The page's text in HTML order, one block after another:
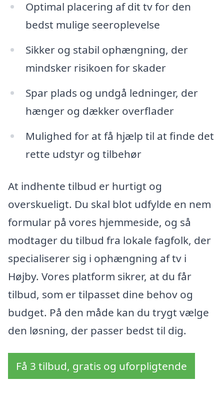
Optimal placering af dit tv for den
bedst mulige seeroplevelse
Sikker og stabil ophængning, der
mindsker risikoen for skader
Spar plads og undgå ledninger, der
hænger og dækker overflader
Mulighed for at få hjælp til at finde det
rette udstyr og tilbehør
At indhente tilbud er hurtigt og
overskueligt. Du skal blot udfylde en nem
formular på vores hjemmeside, og så
modtager du tilbud fra lokale fagfolk, der
specialiserer sig i ophængning af tv i
Højby. Vores platform sikrer, at du får
tilbud, som er tilpasset dine behov og
budget. På den måde kan du trygt vælge
den løsning, der passer bedst til dig.
Få 3 tilbud, gratis og uforpligtende